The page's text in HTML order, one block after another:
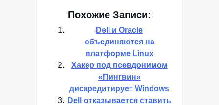
Похожие Записи:
Dell и Oracle
объединяются на
платформе Linux
Хакер под псевдонимом
«Пингвин»
дискредитирует Windows
Dell отказывается ставить